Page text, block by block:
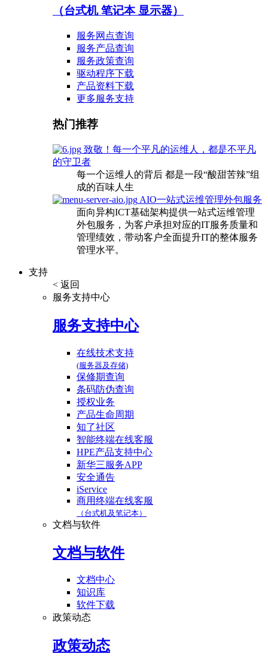
（台式机 笔记本 显示器）
服务网点查询
服务产品查询
服务政策查询
驱动程序下载
产品资料下载
更多服务支持
热门推荐
致敬！每一个平凡的运维人，都是不平凡
的守卫者
每一个运维人的背后 都是一段“酸甜苦辣”组
成的百味人生
AIO一站式运维管理外包服务
面向异构ICT基础架构提供一站式运维管理
外包服务，为客户承担对应的IT服务质量和
管理绩效，带动客户全面提升IT的整体服务
管理水平。
支持
< 返回
服务支持中心
服务支持中心
在线技术支持
(服务器及存储)
保修期查询
条码防伪查询
授权业务
产品生命周期
知了社区
智能终端在线客服
HPE产品支持中心
新华三服务APP
安全通告
iService
商用终端在线客服
（台式机及笔记本）
文档与软件
文档与软件
文档中心
知识库
软件下载
政策动态
政策动态